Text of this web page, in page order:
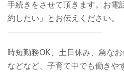
手続きをさせて頂きます。お電
約したい」とお伝えください。
————————————
時短勤務OK、土日休み、急な
などなど、子育て中でも働きや